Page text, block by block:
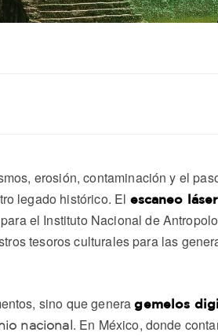
erosión, contaminación y el
legado histórico. El escaneo
el Instituto Nacional de
tesoros culturales para las
sino que generagemelos
nacional. En México, donde